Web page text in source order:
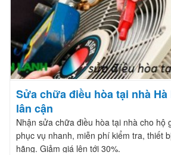
Sửa chữa điều hòa tại nhà
lân cận
Nhận sửa chữa điều hòa tại nhà cho hộ
phục vụ nhanh, miễn phí kiểm tra, thiết
hãng. Giảm giá lên tới 30%.